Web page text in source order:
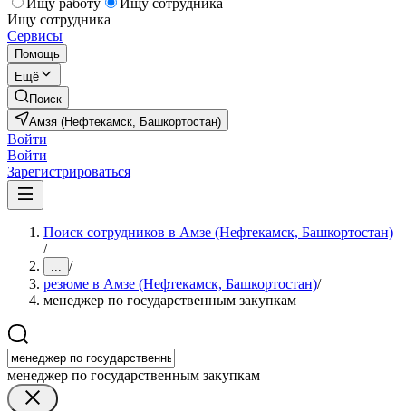
Ищу работу
Ищу сотрудника
Ищу сотрудника
Сервисы
Помощь
Ещё
Поиск
Амзя (Нефтекамск, Башкортостан)
Войти
Войти
Зарегистрироваться
Поиск сотрудников в Амзе (Нефтекамск, Башкортостан)
/
... /
резюме в Амзе (Нефтекамск, Башкортостан)/
менеджер по государственным закупкам
менеджер по государственным закупкам